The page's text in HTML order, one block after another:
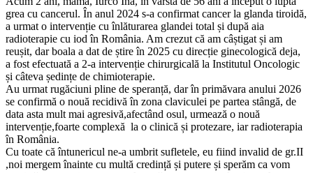
grea cu cancerul. În anul 2024 s-a confirmat cancer la glanda tiroidă,
a urmat o intervenție cu înlăturarea glandei total și după aia
radioterapie cu iod în România. Am crezut că am câștigat și am
reușit, dar boala a dat de știre în 2025 cu direcție ginecologică deja,
a fost efectuată a 2-a intervenție chirurgicală la Institutul Oncologic
și câteva ședințe de chimioterapie.
Au urmat rugăciuni pline de speranță, dar în primăvara anului 2026
se confirmă o nouă recidivă în zona claviculei pe partea stângă, de
data asta mult mai agresivă,afectând osul, urmează o nouă
intervenție,foarte complexă la o clinică și protezare, iar radioterapia
în România.
Cu toate că întunericul ne-a umbrit sufletele, eu fiind invalid de gr.II
,noi mergem înainte cu multă credință și putere și sperăm ca vom